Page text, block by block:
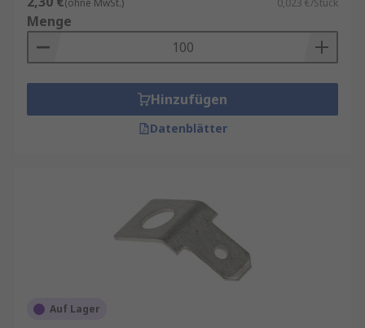
sowie zum Mindestbestellwert für eine
kostenfreie Lieferung finden Sie auf der
jeweiligen Produktseite. RS ist Ihr
Ihrer Flachsteckhülsen mit unseren
Inventory Solutions.
(ohne MwSt.) 0,023 €/Stück
Menge
Hinzufügen
Datenblätter
Auf Lager